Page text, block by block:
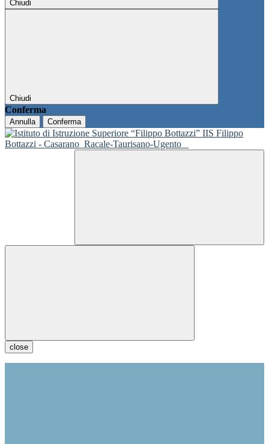
Chiudi
Chiudi
Conferma
Annulla Conferma
IIS Filippo
Bottazzi - Casarano Racale-Taurisano-Ugento
close